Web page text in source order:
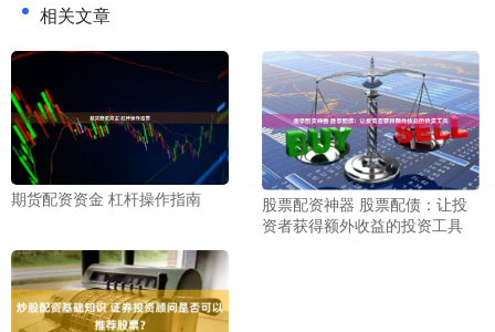
相关文章
期货配资资金 杠杆操作指南
股票配资神器 股票配债：让投
资者获得额外收益的投资工具